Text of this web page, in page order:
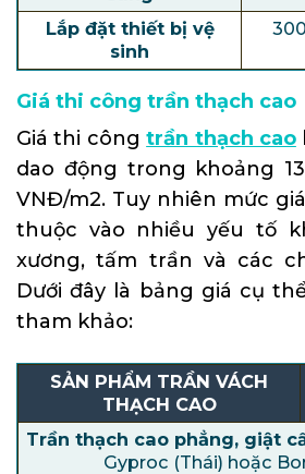
Lắp đặt thiết bị vệ
sinh
Giá thi công trần thạch cao
Giá thi côngtrần thạch cao
dao động trong khoảng
VNĐ/m2. Tuy nhiên mức
thuộc vào nhiều yếu tố
xương, tấm trần và các
Dưới đây là bảng giá cụ
tham khảo:
SẢN PHẨM TRẦN VÁCH
THẠCH CAO
Trần thạch cao phẳng, giật
Gyproc (Thái) hoặc